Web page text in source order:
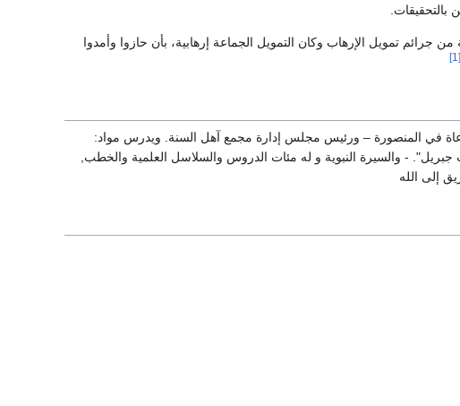
بالتحقيقات.
جرائم تمويل الإرهاب وكان التمويل الجماعة إرهابية، بأن حازوا وأمدوا
[1]
في المنصورة – ورئيس مجلس إدارة مجمع آهل السنة. ويدرس مواد:
جبريل". - والسيرة النبوية و له مئات الدروس والسلاسل العلمية والخطب,
إلى الله